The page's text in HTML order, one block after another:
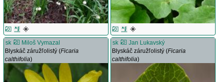
sk
Miloš Vymazal
Blyskáč záružľolistý (Ficaria
calthifolia)
sk
Jan Lukavský
Blyskáč záružľolistý (Ficaria
calthifolia)